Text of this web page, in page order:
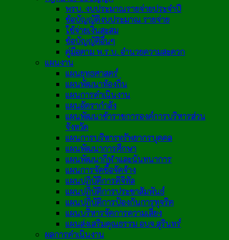
พรบ. งบประมาณรายจ่ายประจำปี
ข้อบัญญัติงบประมาณ รายจ่าย
ใช้จ่ายเงินสะสม
ข้อบัญญัติอื่นๆ
คู่มือตาม พ.ร.บ. อำนวยความสะดวก
แผนงาน
แผนยุทธศาสตร์
แผนพัฒนาท้องถิ่น
แผนการดำเนินงาน
แผนอัตรากำลัง
แผนพัฒนาข้าราชการองค์การบริหารส่วน
จังหวัด
แผนการบริหารทรัพยากรบุคคล
แผนพัฒนาการศึกษา
แผนพัฒนากีฬาและนันทนาการ
แผนการจัดซื้อจัดจ้าง
แผนปฏิบัติการดิจิทัล
แผนปฏิบัติการประชาสัมพันธ์
แผนปฏิบัติการป้องกันการทุจริต
แผนบริหารจัดการความเสี่ยง
แผนส่งเสริมคุณธรรม อบจ.สุรินทร์
ผลการดำเนินงาน